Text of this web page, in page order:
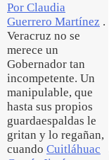
Por Claudia
Guerrero Martínez .
Veracruz no se
merece un
Gobernador tan
incompetente. Un
manipulable, que
hasta sus propios
guardaespaldas le
gritan y lo regañan,
cuando Cuitláhuac